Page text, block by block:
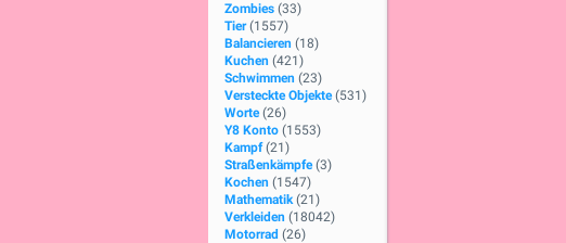
Zombies (33)
Tier (1557)
Balancieren (18)
Kuchen (421)
Schwimmen (23)
Versteckte Objekte (531)
Worte (26)
Y8 Konto (1553)
Kampf (21)
Straßenkämpfe (3)
Kochen (1547)
Mathematik (21)
Verkleiden (18042)
Motorrad (26)